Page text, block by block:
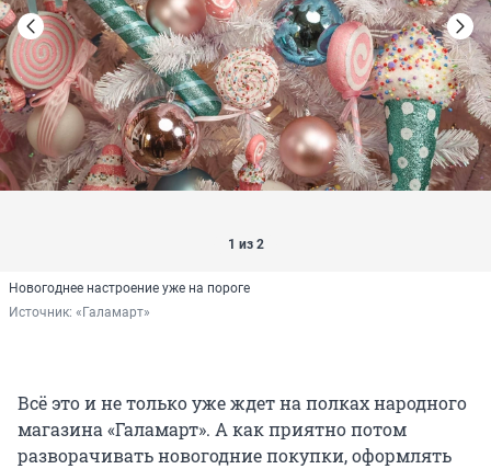
1 из 2
Новогоднее настроение уже на пороге
Источник: «Галамарт»
Всё это и не только уже ждет на полках народного
магазина «Галамарт». А как приятно потом
разворачивать новогодние покупки, оформлять